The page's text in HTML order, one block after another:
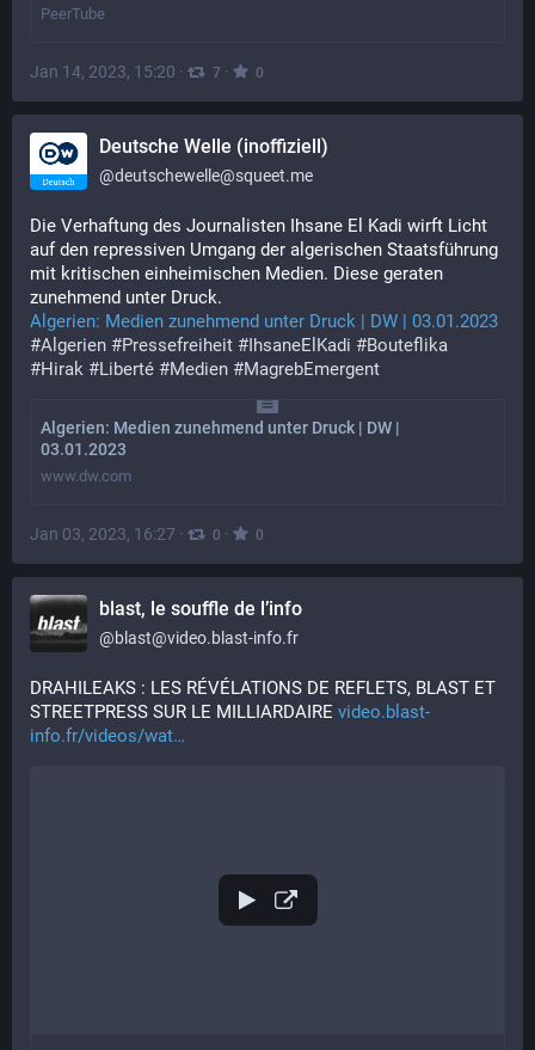
PeerTube
Jan 14, 2023, 15:20 · 7 · 0
Deutsche Welle (inoffiziell)
@deutschewelle@squeet.me
Die Verhaftung des Journalisten Ihsane El Kadi wirft Licht
auf den repressiven Umgang der algerischen Staatsführung
mit kritischen einheimischen Medien. Diese geraten
zunehmend unter Druck.
Algerien: Medien zunehmend unter Druck | DW | 03.01.2023
#Algerien #Pressefreiheit #IhsaneElKadi #Bouteflika
#Hirak #Liberté #Medien #MagrebEmergent
Algerien: Medien zunehmend unter Druck | DW |
03.01.2023
www.dw.com
Jan 03, 2023, 16:27 · 0 · 0
blast, le souffle de l’info
@blast@video.blast-info.fr
DRAHILEAKS : LES RÉVÉLATIONS DE REFLETS, BLAST ET
STREETPRESS SUR LE MILLIARDAIRE video.blast-
info.fr/videos/wat